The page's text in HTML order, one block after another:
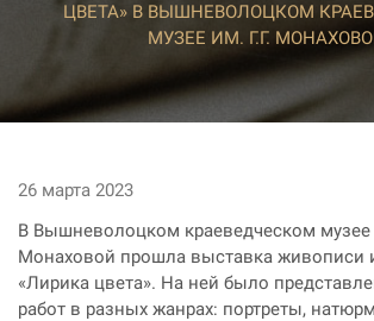
ЦВЕТА» В ВЫШНЕВОЛОЦКОМ
МУЗЕЕ ИМ. Г.Г.
26 марта 2023
В Вышневолоцком краеведческом музее
Монаховой прошла выставка живописи
«Лирика цвета». На ней было
работ в разных жанрах: портреты,